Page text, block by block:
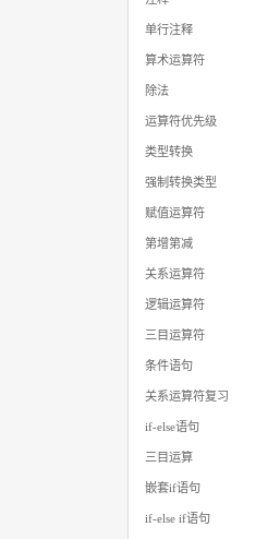
单行注释
算术运算符
除法
运算符优先级
类型转换
强制转换类型
赋值运算符
第增第减
关系运算符
逻辑运算符
三目运算符
条件语句
关系运算符复习
if-else语句
三目运算
嵌套if语句
if-else if语句